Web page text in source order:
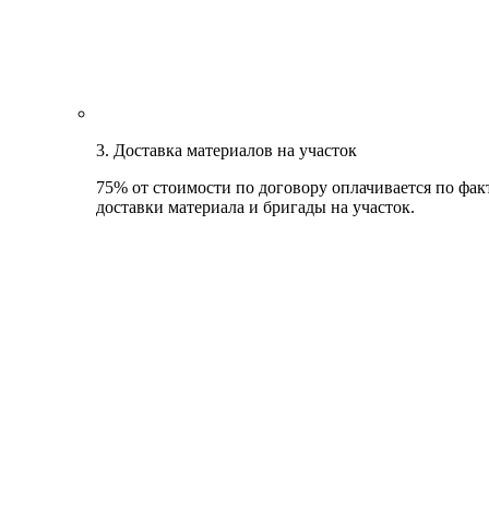
3. Доставка материалов на участок
75% от стоимости по договору оплачивается по
доставки материала и бригады на участок.